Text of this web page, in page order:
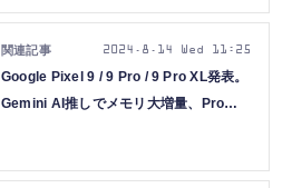
Google Pixel 9 / 9 Pro / 9 Pro XL発表。
Gemini AI推しでメモリ大増量、Proは
2024.8.14 Wed 11:25